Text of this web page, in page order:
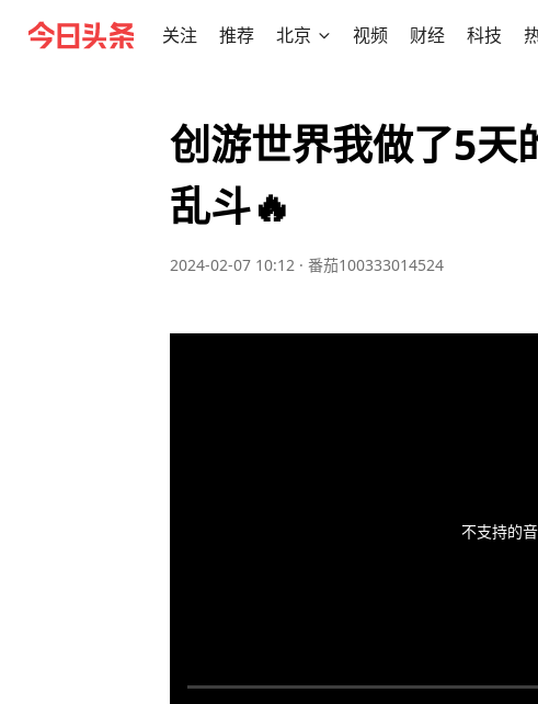
关注 推荐 北京 视频 财经 科技
创游世界我做了5天
乱斗🔥
2024-02-07 10:12 · 番茄100333014524
不支持的